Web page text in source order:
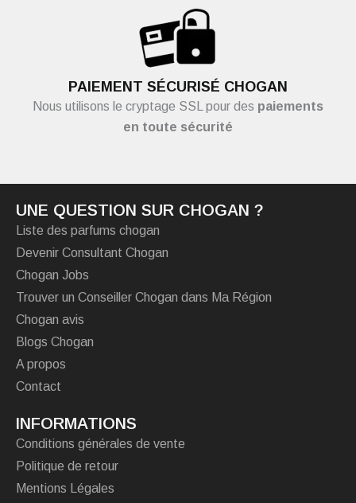
PAIEMENT SÉCURISÉ CHOGAN
Nous utilisons le cryptage SSL pour des paiements
en toute sécurité
UNE QUESTION SUR CHOGAN ?
Liste des parfums chogan
Devenir Consultant Chogan
Chogan Jobs
Trouver un Conseiller Chogan dans Ma Région
Chogan avis
Blogs Chogan
A propos
Contact
INFORMATIONS
Conditions générales de vente
Politique de retour
Mentions Légales